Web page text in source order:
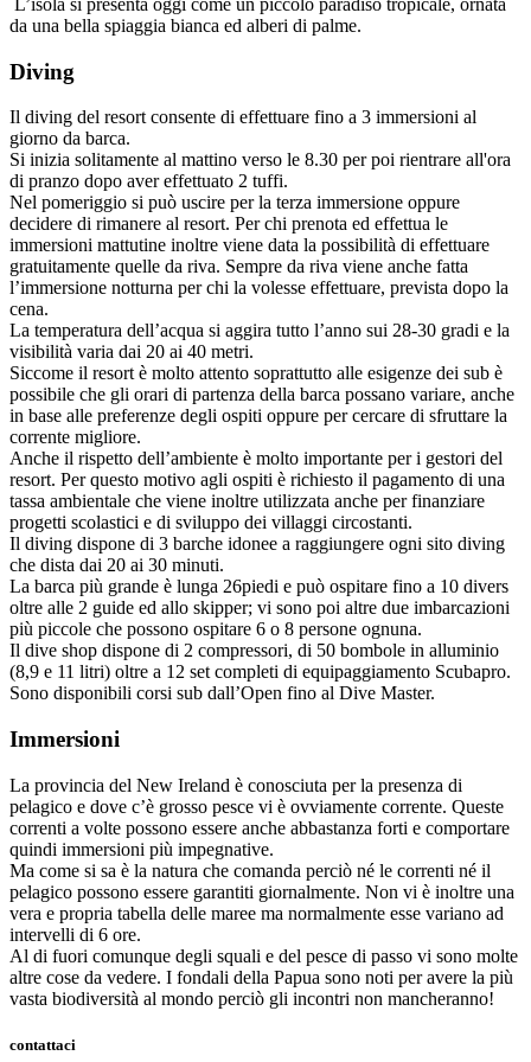
da una bella spiaggia bianca ed alberi di palme.
Diving
Il diving del resort consente di effettuare fino a 3 immersioni al
giorno da barca.
Si inizia solitamente al mattino verso le 8.30 per poi rientrare all'ora
di pranzo dopo aver effettuato 2 tuffi.
Nel pomeriggio si può uscire per la terza immersione oppure
decidere di rimanere al resort. Per chi prenota ed effettua le
immersioni mattutine inoltre viene data la possibilità di effettuare
gratuitamente quelle da riva. Sempre da riva viene anche fatta
l’immersione notturna per chi la volesse effettuare, prevista dopo la
cena.
La temperatura dell’acqua si aggira tutto l’anno sui 28-30 gradi e la
visibilità varia dai 20 ai 40 metri.
Siccome il resort è molto attento soprattutto alle esigenze dei sub è
possibile che gli orari di partenza della barca possano variare, anche
in base alle preferenze degli ospiti oppure per cercare di sfruttare la
corrente migliore.
Anche il rispetto dell’ambiente è molto importante per i gestori del
resort. Per questo motivo agli ospiti è richiesto il pagamento di una
tassa ambientale che viene inoltre utilizzata anche per finanziare
progetti scolastici e di sviluppo dei villaggi circostanti.
Il diving dispone di 3 barche idonee a raggiungere ogni sito diving
che dista dai 20 ai 30 minuti.
La barca più grande è lunga 26piedi e può ospitare fino a 10 divers
oltre alle 2 guide ed allo skipper; vi sono poi altre due imbarcazioni
più piccole che possono ospitare 6 o 8 persone ognuna.
Il dive shop dispone di 2 compressori, di 50 bombole in alluminio
(8,9 e 11 litri) oltre a 12 set completi di equipaggiamento Scubapro.
Sono disponibili corsi sub dall’Open fino al Dive Master.
Immersioni
La provincia del New Ireland è conosciuta per la presenza di
pelagico e dove c’è grosso pesce vi è ovviamente corrente. Queste
correnti a volte possono essere anche abbastanza forti e comportare
quindi immersioni più impegnative.
Ma come si sa è la natura che comanda perciò né le correnti né il
pelagico possono essere garantiti giornalmente. Non vi è inoltre una
vera e propria tabella delle maree ma normalmente esse variano ad
intervelli di 6 ore.
Al di fuori comunque degli squali e del pesce di passo vi sono molte
altre cose da vedere. I fondali della Papua sono noti per avere la più
vasta biodiversità al mondo perciò gli incontri non mancheranno!
contattaci